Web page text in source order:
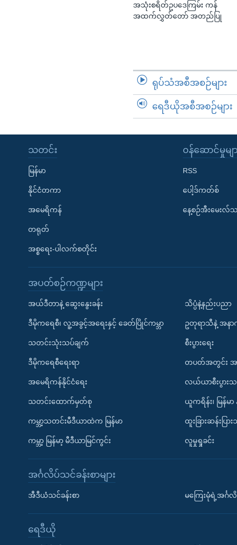
အသုံးစရိတ်ဥပဒေကြမ်း ကန်
အထက်လွှတ်တော် အတည်ပြု
ရုပ်သံအစီအစဉ်များ
ရေဒီယိုအစီအစဉ်များ
သတင်း
မြန်မာ
နိုင်ငံတကာ
အမေရိကန်
တရုတ်
အစ္စရေး-ပါလက်စတိုင်း
၀န်ဆောင်မှုမျာ
RSS
ပေါ့ဒ်ကတ်စ်
နေ့စဉ်အီးမေးလ်
အပတ်စဉ်ကဏ္ဍများ
အယ်ဒီတာနဲ့ ဆွေးနွေးခန်း
ဒီမိုကရေစီ၊ လူ့အခွင့်အရေးနှင့် ခေတ်ပြိုင်ကမ္ဘာ
သတင်းသုံးသပ်ချက်
ဒီမိုကရေစီရေးရာ
အမေရိကန်နိုင်ငံရေး
သတင်းထောက်မှတ်စု
ကမ္ဘာ့သတင်းမီဒီယာထဲက မြန်မာ
ကမ္ဘာ့ မြန်မာ့ မီဒီယာမြင်ကွင်း
သိပ္ပံနဲ့နည်းပညာ
ဥတုရာသီနဲ့ အနာ
စီးပွားရေး
တပတ်အတွင်း အာ
လယ်ယာစီးပွားသ
ယူကရိန်း၊ မြန်မ
ထူးခြားဆန်းပြာ
လူမှုရှုခင်း
အင်္ဂလိပ်သင်ခန်းစာများ
အီဒီယံသင်ခန်းစာ မကြေးမုံရဲ့အင်္ဂလိ
ရေဒီယို